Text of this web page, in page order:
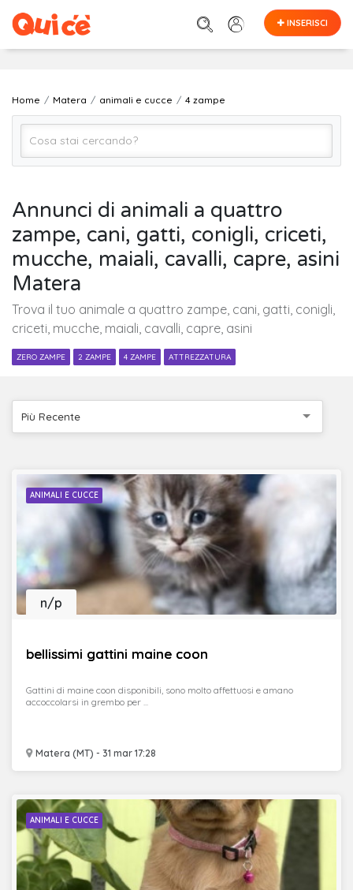
INSERISCI
Home Matera animali e cucce 4 zampe
Matera
Annunci di animali a quattro
zampe, cani, gatti, conigli, criceti,
mucche, maiali, cavalli, capre, asini
Matera
Trova il tuo animale a quattro zampe, cani, gatti, conigli,
criceti, mucche, maiali, cavalli, capre, asini
ZERO ZAMPE 2 ZAMPE 4 ZAMPE ATTREZZATURA
Più Recente
ANIMALI E CUCCE
bellissimi gattini maine coon
Matera (MT) - 31 mar 17:28
n/p
Gattini di maine coon disponibili, sono molto affettuosi e amano
accoccolarsi in grembo per ...
ANIMALI E CUCCE